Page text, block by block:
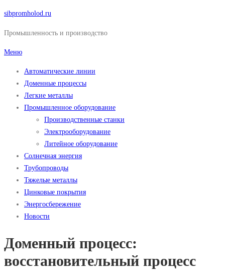
Перейти
содержимому
sibpromholod.ru
Промышленность и производство
Меню
Автоматические линии
Доменные процессы
Легкие металлы
Промышленное оборудование
Производственные станки
Электрооборудование
Литейное оборудование
Солнечная энергия
Трубопроводы
Тяжелые металлы
Цинковые покрытия
Энергосбережение
Новости
Доменный процесс:
восстановительный процесс